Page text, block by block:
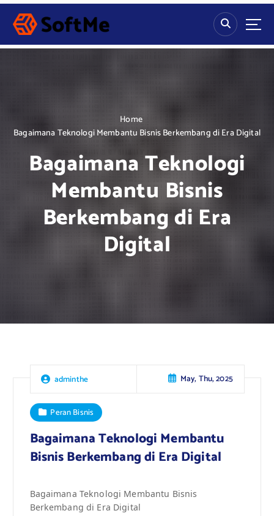
S
p
Home
Bagaimana Teknologi Membantu Bisnis Berkembang di Era Digital
Bagaimana Teknologi
Membantu Bisnis
Berkembang di Era
Digital
adminthe May, Thu, 2025
Peran Bisnis
Bagaimana Teknologi Membantu
Bisnis Berkembang di Era Digital
Bagaimana Teknologi Membantu Bisnis
Berkembang di Era Digital